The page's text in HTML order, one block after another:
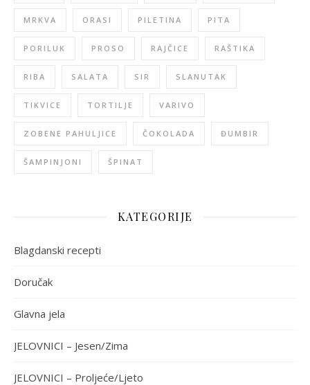
MRKVA ORASI PILETINA PITA
PORILUK PROSO RAJČICE RAŠTIKA
RIBA SALATA SIR SLANUTAK
TIKVICE TORTILJE VARIVO
ZOBENE PAHULJICE ČOKOLADA ĐUMBIR
ŠAMPINJONI ŠPINAT
KATEGORIJE
Blagdanski recepti
Doručak
Glavna jela
JELOVNICI – Jesen/Zima
JELOVNICI – Proljeće/Ljeto